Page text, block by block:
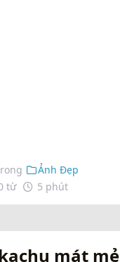
Ảnh Đẹp
từ 5 phút
mát mẻ